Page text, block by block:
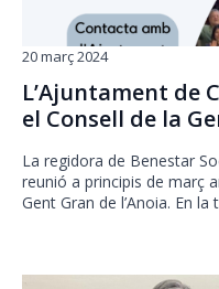
L’Ajuntament de
el Consell de la
20 març 2024
La regidora de Benestar
reunió a principis de març
Gent Gran de l’Anoia. En